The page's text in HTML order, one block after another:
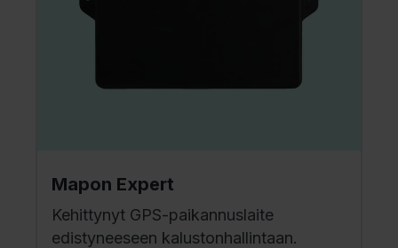
Mapon Expert
Kehittynyt GPS-paikannuslaite
edistyneeseen kalustonhallintaan.